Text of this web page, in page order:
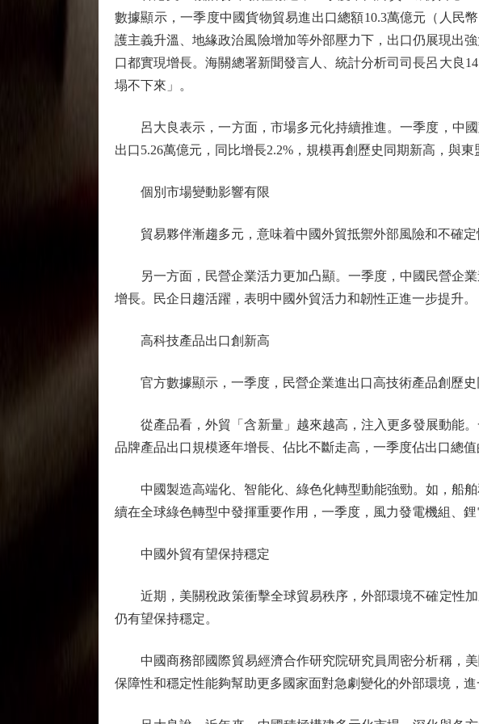
數據顯示，一季度中國貨物貿易進出口總額10.3萬億元（人民
護主義升溫、地緣政治風險增加等外部壓力下，出口仍展現出
口都實現增長。海關總署新聞發言人、統計分析司司長呂大良
塌不下來」。
呂大良表示，一方面，市場多元化持續推進。一季度，中國
出口5.26萬億元，同比增長2.2%，規模再創歷史同期新高，與
個別市場變動影響有限
貿易夥伴漸趨多元，意味着中國外貿抵禦外部風險和不確定
另一方面，民營企業活力更加凸顯。一季度，中國民營企業
增長。民企日趨活躍，表明中國外貿活力和韌性正進一步提升。
高科技產品出口創新高
官方數據顯示，一季度，民營企業進出口高技術產品創歷史
從產品看，外貿「含新量」越來越高，注入更多發展動能。
品牌產品出口規模逐年增長、佔比不斷走高，一季度佔出口總值
中國製造高端化、智能化、綠色化轉型動能強勁。如，船舶
續在全球綠色轉型中發揮重要作用，一季度，風力發電機組、鋰
中國外貿有望保持穩定
近期，美關稅政策衝擊全球貿易秩序，外部環境不確定性加
仍有望保持穩定。
中國商務部國際貿易經濟合作研究院研究員周密分析稱，美
保障性和穩定性能夠幫助更多國家面對急劇變化的外部環境，進